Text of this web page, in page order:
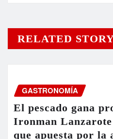
RELATED
GASTRONOMÍA
El pescado gana
Ironman
que apuesta por la